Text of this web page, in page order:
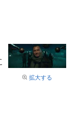
拡大する